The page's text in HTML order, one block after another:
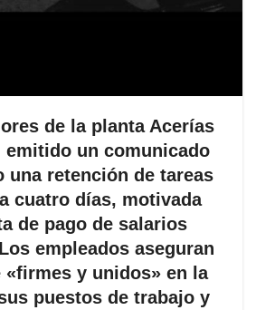
de la planta Acerías
emitido un comunicado
una retención de tareas
cuatro días, motivada
de pago de salarios
empleados aseguran
«firmes y unidos» en la
puestos de trabajo y